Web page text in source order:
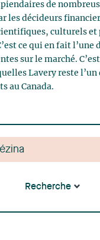
de
les décideurs
culturels
ce qui en fait l’une
sur le marché.
Lavery reste
au Canada.
Recherche